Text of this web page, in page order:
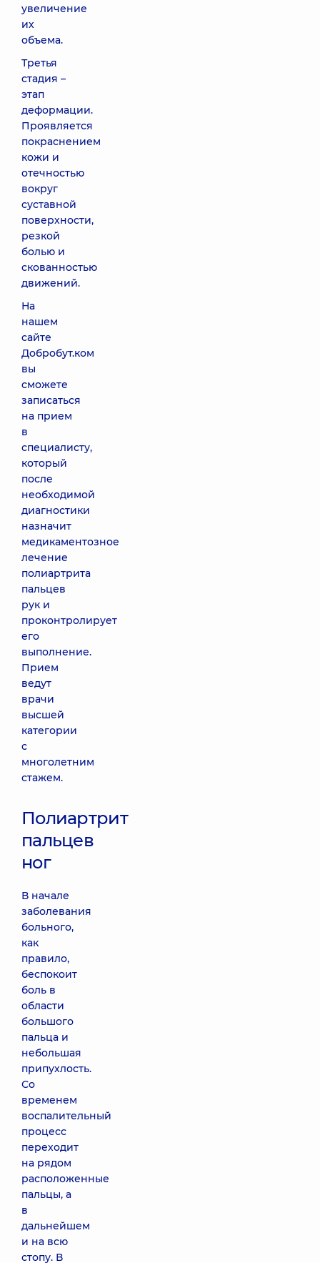
увеличение
их
объема.
Третья
стадия –
этап
деформации.
Проявляется
покраснением
кожи и
отечностью
вокруг
суставной
поверхности,
резкой
болью и
скованностью
движений.
На
нашем
сайте
Добробут.ком
вы
сможете
записаться
на прием
в
специалисту,
который
после
необходимой
диагностики
назначит
медикаментозное
лечение
полиартрита
пальцев
рук и
проконтролирует
его
выполнение.
Прием
ведут
врачи
высшей
категории
с
многолетним
стажем.
Полиартрит
пальцев
ног
В начале
заболевания
больного,
как
правило,
беспокоит
боль в
области
большого
пальца и
небольшая
припухлость.
Со
временем
воспалительный
процесс
переходит
на рядом
расположенные
пальцы, а
в
дальнейшем
и на всю
стопу. В